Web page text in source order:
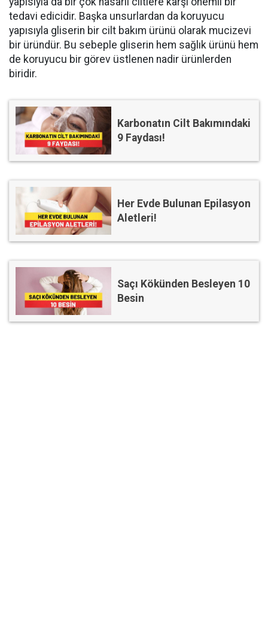
tedavi edicidir. Başka unsurlardan da koruyucu
yapısıyla gliserin bir cilt bakım ürünü olarak mucizevi
bir üründür. Bu sebeple gliserin hem sağlık ürünü hem
de koruyucu bir görev üstlenen nadir ürünlerden
biridir.
Karbonatın Cilt Bakımındaki
9 Faydası!
Her Evde Bulunan Epilasyon
Aletleri!
Saçı Kökünden Besleyen 10
Besin